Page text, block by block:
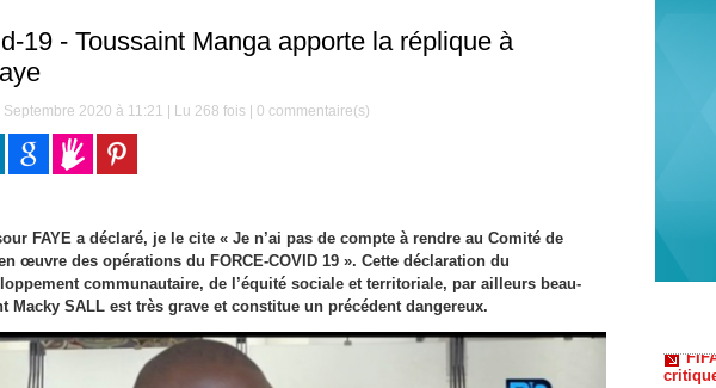
19 - Toussaint Manga apporte la réplique à
2020 à 11:21 | Lu 268 fois | 0 commentaire(s)
FAYE a déclaré, je le cite « Je n’ai pas de compte à rendre au Comité de
œuvre des opérations du FORCE-COVID 19 ». Cette déclaration du
communautaire, de l’équité sociale et territoriale, par ailleurs beau-
Macky SALL est très grave et constitue un précédent dangereux.
Habib